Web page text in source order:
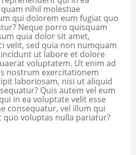
nihil molestiae
qui dolorem eum fugiat quo
Neque porro quisquam
quia dolor sit amet,
velit, sed quia non numquam
ut labore et dolore
voluptatem. Ut enim ad
nostrum exercitationem
laboriosam, nisi ut aliquid
Quis autem vel eum
in ea voluptate velit esse
consequatur, vel illum qui
voluptas nulla pariatur?